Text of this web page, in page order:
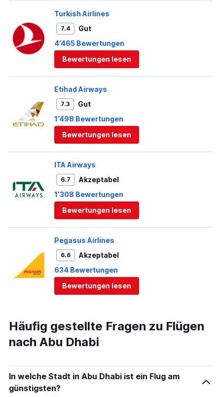
Turkish Airlines
7.4
Gut
4’465 Bewertungen
Bewertungen lesen
Etihad Airways
7.3
Gut
1’498 Bewertungen
Bewertungen lesen
ITA Airways
6.7
Akzeptabel
1’308 Bewertungen
Bewertungen lesen
Pegasus Airlines
6.6
Akzeptabel
634 Bewertungen
Bewertungen lesen
Häufig gestellte Fragen zu Flügen
nach Abu Dhabi
In welche Stadt in Abu Dhabi ist ein Flug am
günstigsten?